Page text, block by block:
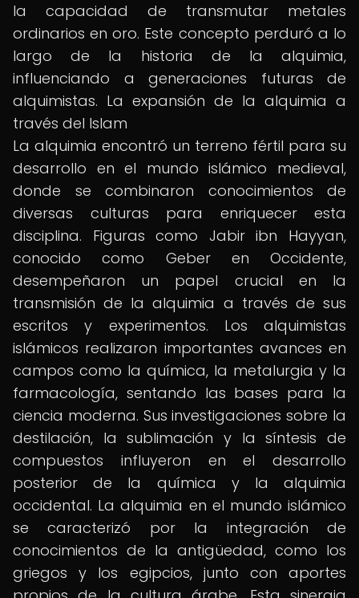
la capacidad de transmutar metales
ordinarios en oro. Este concepto perduró a lo
largo de la historia de la alquimia,
influenciando a generaciones futuras de
alquimistas. La expansión de la alquimia a
través del Islam
La alquimia encontró un terreno fértil para su
desarrollo en el mundo islámico medieval,
donde se combinaron conocimientos de
diversas culturas para enriquecer esta
disciplina. Figuras como Jabir ibn Hayyan,
conocido como Geber en Occidente,
desempeñaron un papel crucial en la
transmisión de la alquimia a través de sus
escritos y experimentos. Los alquimistas
islámicos realizaron importantes avances en
campos como la química, la metalurgia y la
farmacología, sentando las bases para la
ciencia moderna. Sus investigaciones sobre la
destilación, la sublimación y la síntesis de
compuestos influyeron en el desarrollo
posterior de la química y la alquimia
occidental. La alquimia en el mundo islámico
se caracterizó por la integración de
conocimientos de la antigüedad, como los
griegos y los egipcios, junto con aportes